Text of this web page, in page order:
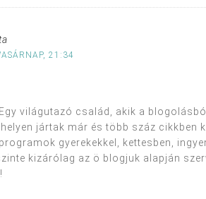
21:34
Egy világutazó család, akik a
jártak már és több száz cikkben
gyerekekkel, kettesben,
kizárólag az ö blogjuk alapján